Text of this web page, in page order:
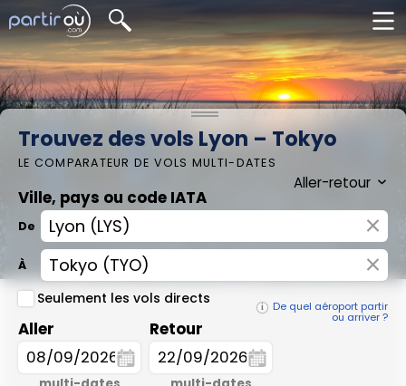
Trouvez des vols Lyon – Tokyo
LE COMPARATEUR DE VOLS MULTI-DATES
Ville, pays ou code IATA
De ×
À ×
De quel aéroport partir
ou arriver ?
Seulement les vols directs
Aller Retour